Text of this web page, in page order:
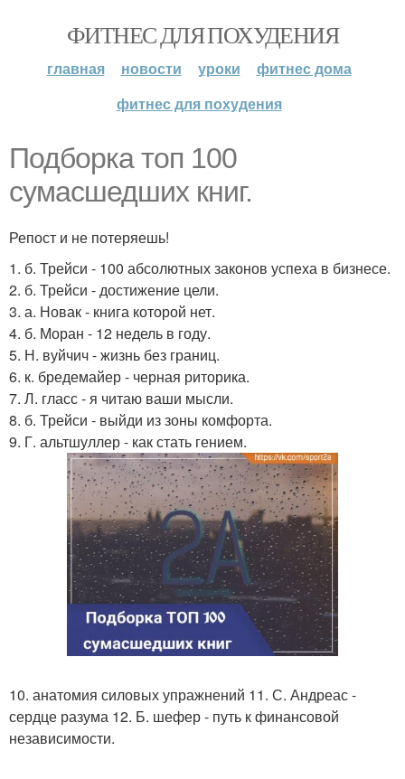
ФИТНЕС ДЛЯ ПОХУДЕНИЯ
главная новости уроки
фитнес дома
фитнес для похудения
Подборка топ 100
сумасшедших книг.
Репост и не потеряешь!
1. б. Трейси - 100 абсолютных законов успеха в бизнесе.
2. б. Трейси - достижение цели.
3. а. Новак - книга которой нет.
4. б. Моран - 12 недель в году.
5. Н. вуйчич - жизнь без границ.
6. к. бредемайер - черная риторика.
7. Л. гласс - я читаю ваши мысли.
8. б. Трейси - выйди из зоны комфорта.
9. Г. альтшуллер - как стать гением.
10. анатомия силовых упражнений 11. С. Андреас -
сердце разума 12. Б. шефер - путь к финансовой
независимости.